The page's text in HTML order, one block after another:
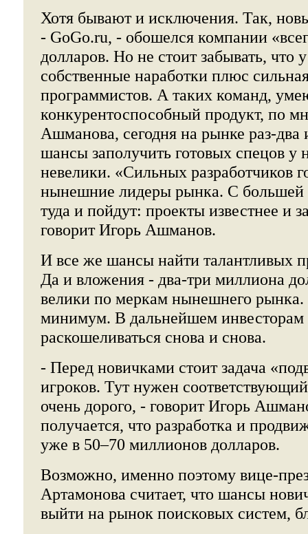
Хотя бывают и исключения. Так,
- GoGo.ru, - обошелся компании
долларов. Но не стоит забывать,
собственные наработки плюс
программистов. А таких команд,
конкурентоспособный продукт, по
Ашманова, сегодня на рынке раз-два
шансы заполучить готовых спецов у
невелики. «Сильных разработчиков
нынешние лидеры рынка. C большей
туда и пойдут: проекты известнее и
говорит Игорь Ашманов.
И все же шансы найти талантливых
Да и вложения - два-три миллиона
велики по меркам нынешнего
минимум. В дальнейшем инвесторам
раскошеливаться снова и снова.
- Перед новичками стоит задача
игроков. Тут нужен
очень дорого, - говорит Игорь
получается, что разработка и
уже в 50–70 миллионов долларов.
Возможно, именно поэтому вице-
Артамонова считает, что шансы
выйти на рынок поисковых систем,